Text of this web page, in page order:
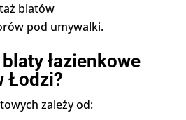
blatów
pod umywalki.
łazienkowe
Łodzi?
zależy od: